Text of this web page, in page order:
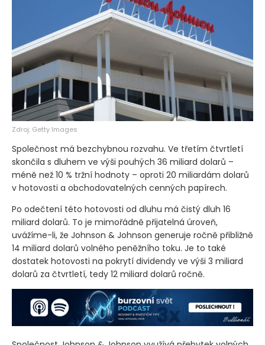
Zdroj: Getty Images
Společnost má bezchybnou rozvahu. Ve třetím čtvrtletí
skončila s dluhem ve výši pouhých 36 miliard dolarů –
méně než 10 % tržní hodnoty – oproti 20 miliardám dolarů
v hotovosti a obchodovatelných cenných papírech.
Po odečtení této hotovosti od dluhu má čistý dluh 16
miliard dolarů. To je mimořádně přijatelná úroveň,
uvážíme-li, že Johnson & Johnson generuje ročně přibližně
14 miliard dolarů volného peněžního toku. Je to také
dostatek hotovosti na pokrytí dividendy ve výši 3 miliard
dolarů za čtvrtletí, tedy 12 miliard dolarů ročně.